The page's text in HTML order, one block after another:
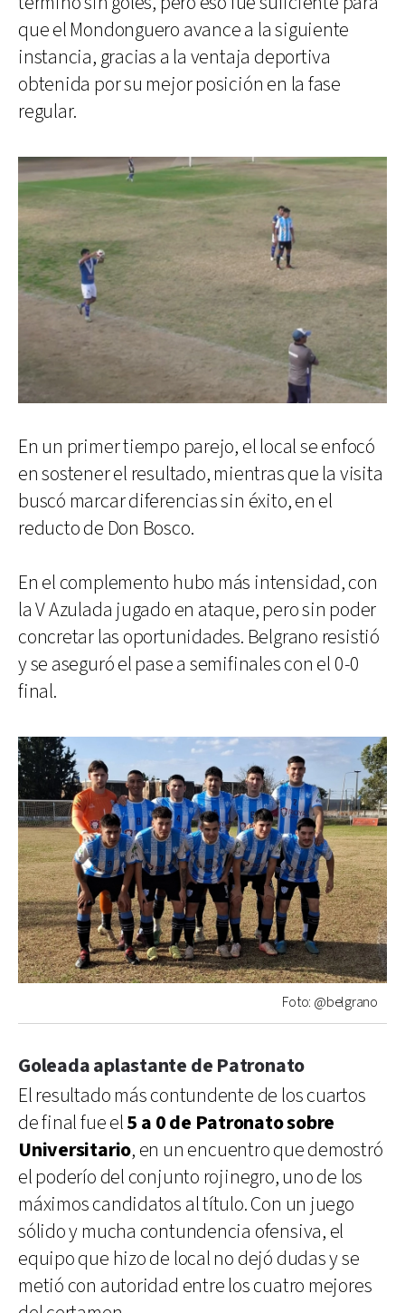
que el Mondonguero avance a la siguiente
instancia, gracias a la ventaja deportiva
obtenida por su mejor posición en la fase
regular.
En un primer tiempo parejo, el local se enfocó
en sostener el resultado, mientras que la visita
buscó marcar diferencias sin éxito, en el
reducto de Don Bosco.
En el complemento hubo más intensidad, con
la V Azulada jugado en ataque, pero sin poder
concretar las oportunidades. Belgrano resistió
y se aseguró el pase a semifinales con el 0-0
final.
Foto: @belgrano
Goleada aplastante de Patronato
El resultado más contundente de los cuartos
de final fue el5 a 0 de Patronato sobre
Universitario, en un encuentro que demostró
el poderío del conjunto rojinegro, uno de los
máximos candidatos al título. Con un juego
sólido y mucha contundencia ofensiva, el
equipo que hizo de local no dejó dudas y se
metió con autoridad entre los cuatro mejores